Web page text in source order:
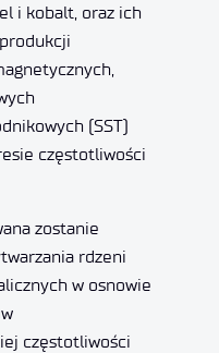
i kobalt, oraz ich
(SST)
częstotliwości
zostanie
rdzeni
w osnowie
częstotliwości